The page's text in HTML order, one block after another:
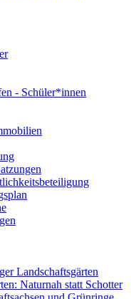
- Schüler*innen
Landschaftsgärten
Naturnah statt Schotter